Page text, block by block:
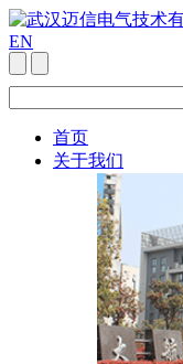
EN
首页
关于我们